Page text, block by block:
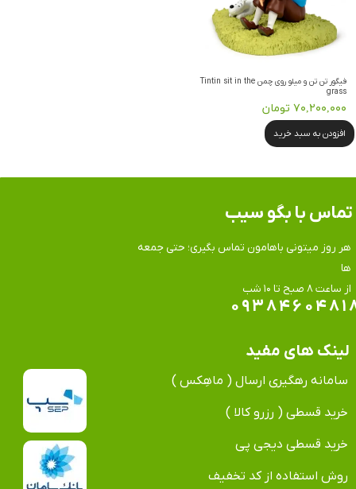
فیگور تن تن و میلو روی چمن Tintin sit in the
grass
۷۰,۲۰۰,۰۰۰ تومان
افزودن به سبد خرید
هر روز میتونی باهامون تماس بگیری؛ حتی جمعه
ها
​​​​​​​از ساعت ۸ صبح تا ۱۰ شب
تماس​​​​​​​ با بگو سیب
لینک های مفید
سامانه رهگیری ارسال ( ماهِکس )
خرید قسطی ( رزرو کالا )
خرید قسطی دیجی پی
روش استفاده از کد تخفیف